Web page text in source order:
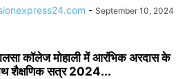
- September 10, 2024
कॉलेज मोहाली में आरंभिक अरदास के
शैक्षणिक सत्र 2024...